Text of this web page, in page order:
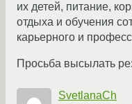
их детей, питание,
отдыха и обучения
карьерного и
Просьба высылать
SvetlanaCh